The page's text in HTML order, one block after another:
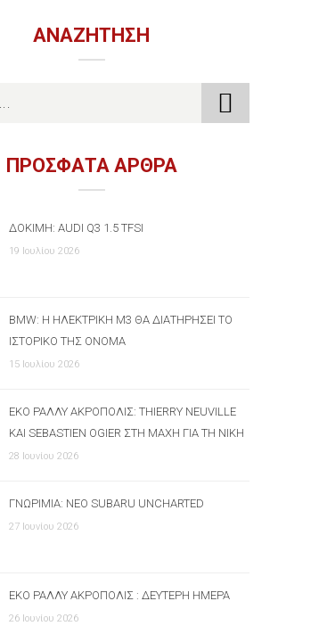
ΑΝΑΖΉΤΗΣΗ
ΠΡΟΣΦΑΤΑ ΑΡΘΡΑ
ΔΟΚΙΜΉ: AUDI Q3 1.5 TFSI
19 Ιουλίου 2026
BMW: Η ΗΛΕΚΤΡΙΚΉ M3 ΘΑ ΔΙΑΤΗΡΉΣΕΙ ΤΟ
ΙΣΤΟΡΙΚΌ ΤΗΣ ΌΝΟΜΑ
15 Ιουλίου 2026
ΕΚΟ ΡΆΛΛΥ ΑΚΡΌΠΟΛΙΣ: THIERRY NEUVILLE
ΚΑΙ SEBASTIEN OGIER ΣΤΗ ΜΆΧΗ ΓΙΑ ΤΗ ΝΊΚΗ
28 Ιουνίου 2026
ΓΝΩΡΙΜΊΑ: ΝΈΟ SUBARU UNCHARTED
27 Ιουνίου 2026
ΕΚΟ ΡΆΛΛΥ ΑΚΡΌΠΟΛΙΣ : ΔΕΎΤΕΡΗ ΗΜΈΡΑ
26 Ιουνίου 2026